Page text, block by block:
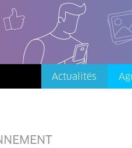
Actualités